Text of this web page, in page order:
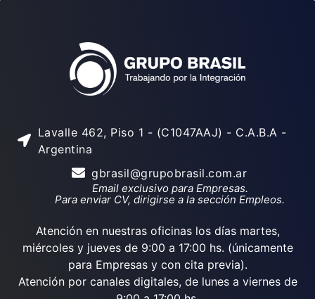
Lavalle 462, Piso 1 - (C1047AAJ) - C.A.B.A -
Argentina
gbrasil@grupobrasil.com.ar
Email exclusivo para Empresas.
Para enviar CV, dirigirse a la sección Empleos.
Atención en nuestras oficinas los días martes,
miércoles y jueves de 9:00 a 17:00 hs. (únicamente
para Empresas y con cita previa).
Atención por canales digitales, de lunes a viernes de